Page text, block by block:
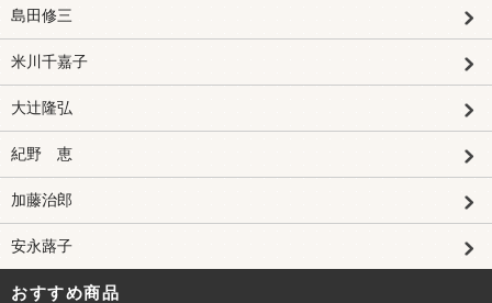
島田修三
米川千嘉子
大辻隆弘
紀野 恵
加藤治郎
安永蕗子
おすすめ商品